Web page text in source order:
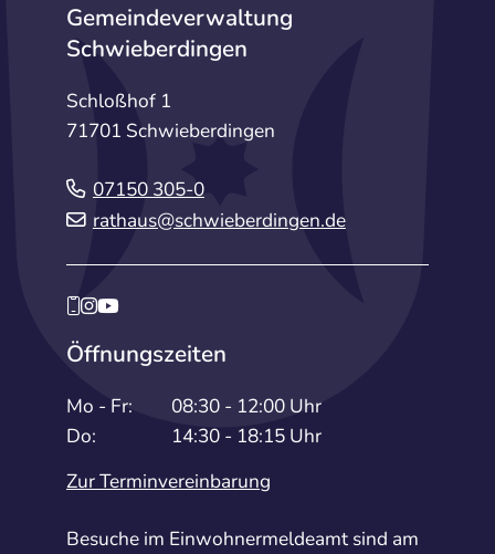
Gemeindeverwaltung
Schwieberdingen
Schloßhof 1
71701 Schwieberdingen
07150 305-0
rathaus@schwieberdingen.de
Öffnungszeiten
Mo - Fr:
08:30 - 12:00 Uhr
Do:
14:30 - 18:15 Uhr
Zur Terminvereinbarung
Besuche im Einwohnermeldeamt sind am